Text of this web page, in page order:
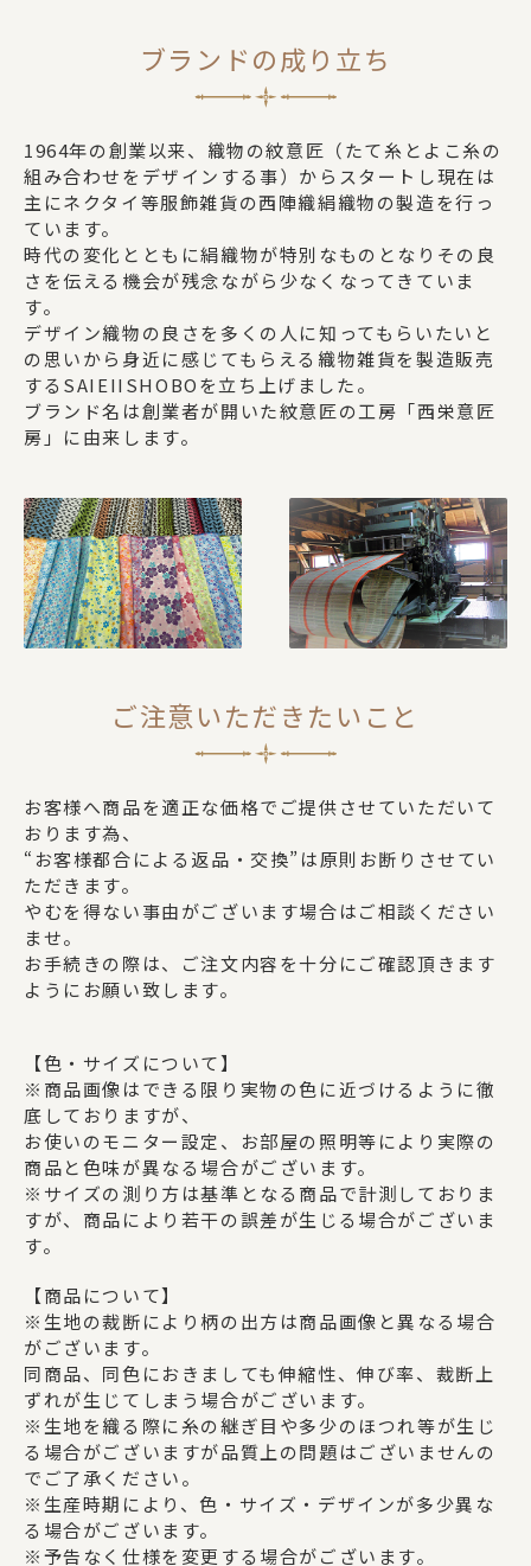
ブランドの成り立ち
1964年の創業以来、織物の紋意匠（たて糸とよこ糸の
組み合わせをデザインする事）からスタートし現在は
主にネクタイ等服飾雑貨の西陣織絹織物の製造を行っ
ています。
時代の変化とともに絹織物が特別なものとなりその良
さを伝える機会が残念ながら少なくなってきていま
す。
デザイン織物の良さを多くの人に知ってもらいたいと
の思いから身近に感じてもらえる織物雑貨を製造販売
するSAIEIISHOBOを立ち上げました。
ブランド名は創業者が開いた紋意匠の工房「西栄意匠
房」に由来します。
ご注意いただきたいこと
お客様へ商品を適正な価格でご提供させていただいて
おります為、
“お客様都合による返品・交換”は原則お断りさせてい
ただきます。
やむを得ない事由がございます場合はご相談ください
ませ。
お手続きの際は、ご注文内容を十分にご確認頂きます
ようにお願い致します。
【色・サイズについて】
※商品画像はできる限り実物の色に近づけるように徹
底しておりますが、
お使いのモニター設定、お部屋の照明等により実際の
商品と色味が異なる場合がございます。
※サイズの測り方は基準となる商品で計測しておりま
すが、商品により若干の誤差が生じる場合がございま
す。
【商品について】
※生地の裁断により柄の出方は商品画像と異なる場合
がございます。
同商品、同色におきましても伸縮性、伸び率、裁断上
ずれが生じてしまう場合がございます。
※生地を織る際に糸の継ぎ目や多少のほつれ等が生じ
る場合がございますが品質上の問題はございませんの
でご了承ください。
※生産時期により、色・サイズ・デザインが多少異な
る場合がございます。
※予告なく仕様を変更する場合がございます。